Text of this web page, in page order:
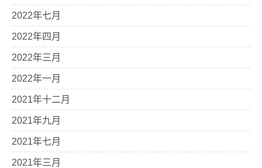
2022年七月
2022年四月
2022年三月
2022年一月
2021年十二月
2021年九月
2021年七月
2021年三月